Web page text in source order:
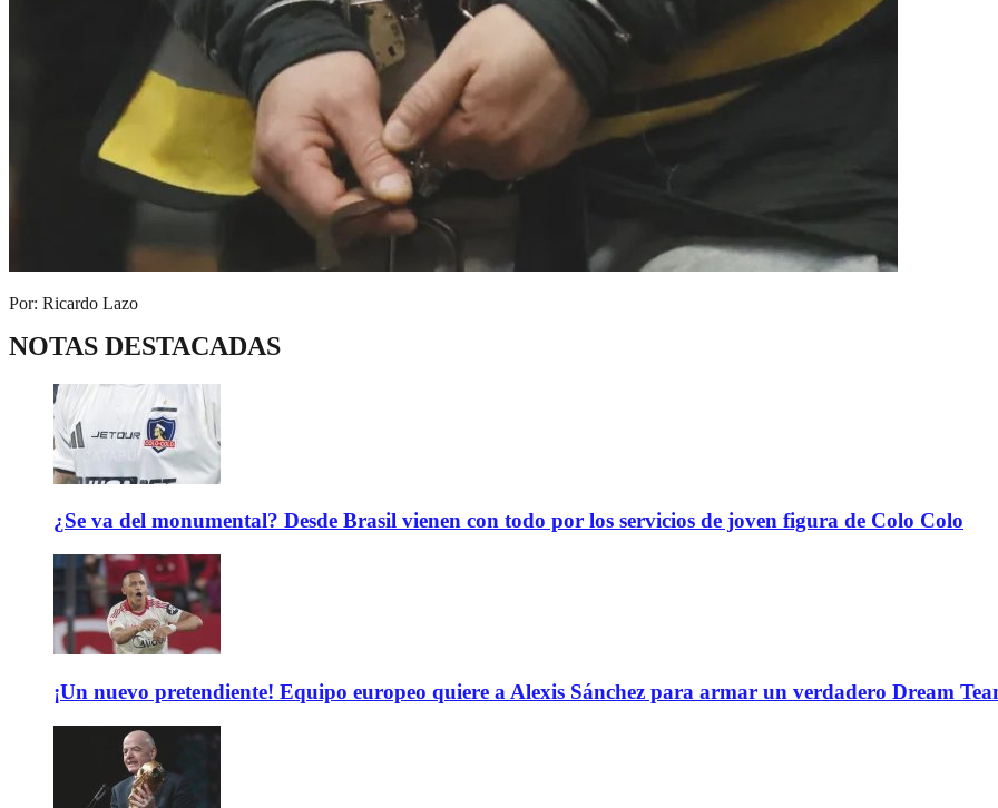
Por: Ricardo Lazo
NOTAS DESTACADAS
¿Se va del monumental? Desde Brasil vienen con todo por los servicios de joven figura de Colo Colo
¡Un nuevo pretendiente! Equipo europeo quiere a Alexis Sánchez para armar un verdadero Dream